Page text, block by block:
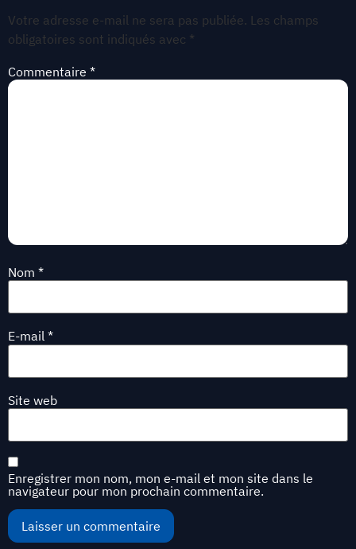
Votre adresse e-mail ne sera pas publiée. Les champs
obligatoires sont indiqués avec *
Commentaire *
Nom *
E-mail *
Site web
Enregistrer mon nom, mon e-mail et mon site dans le
navigateur pour mon prochain commentaire.